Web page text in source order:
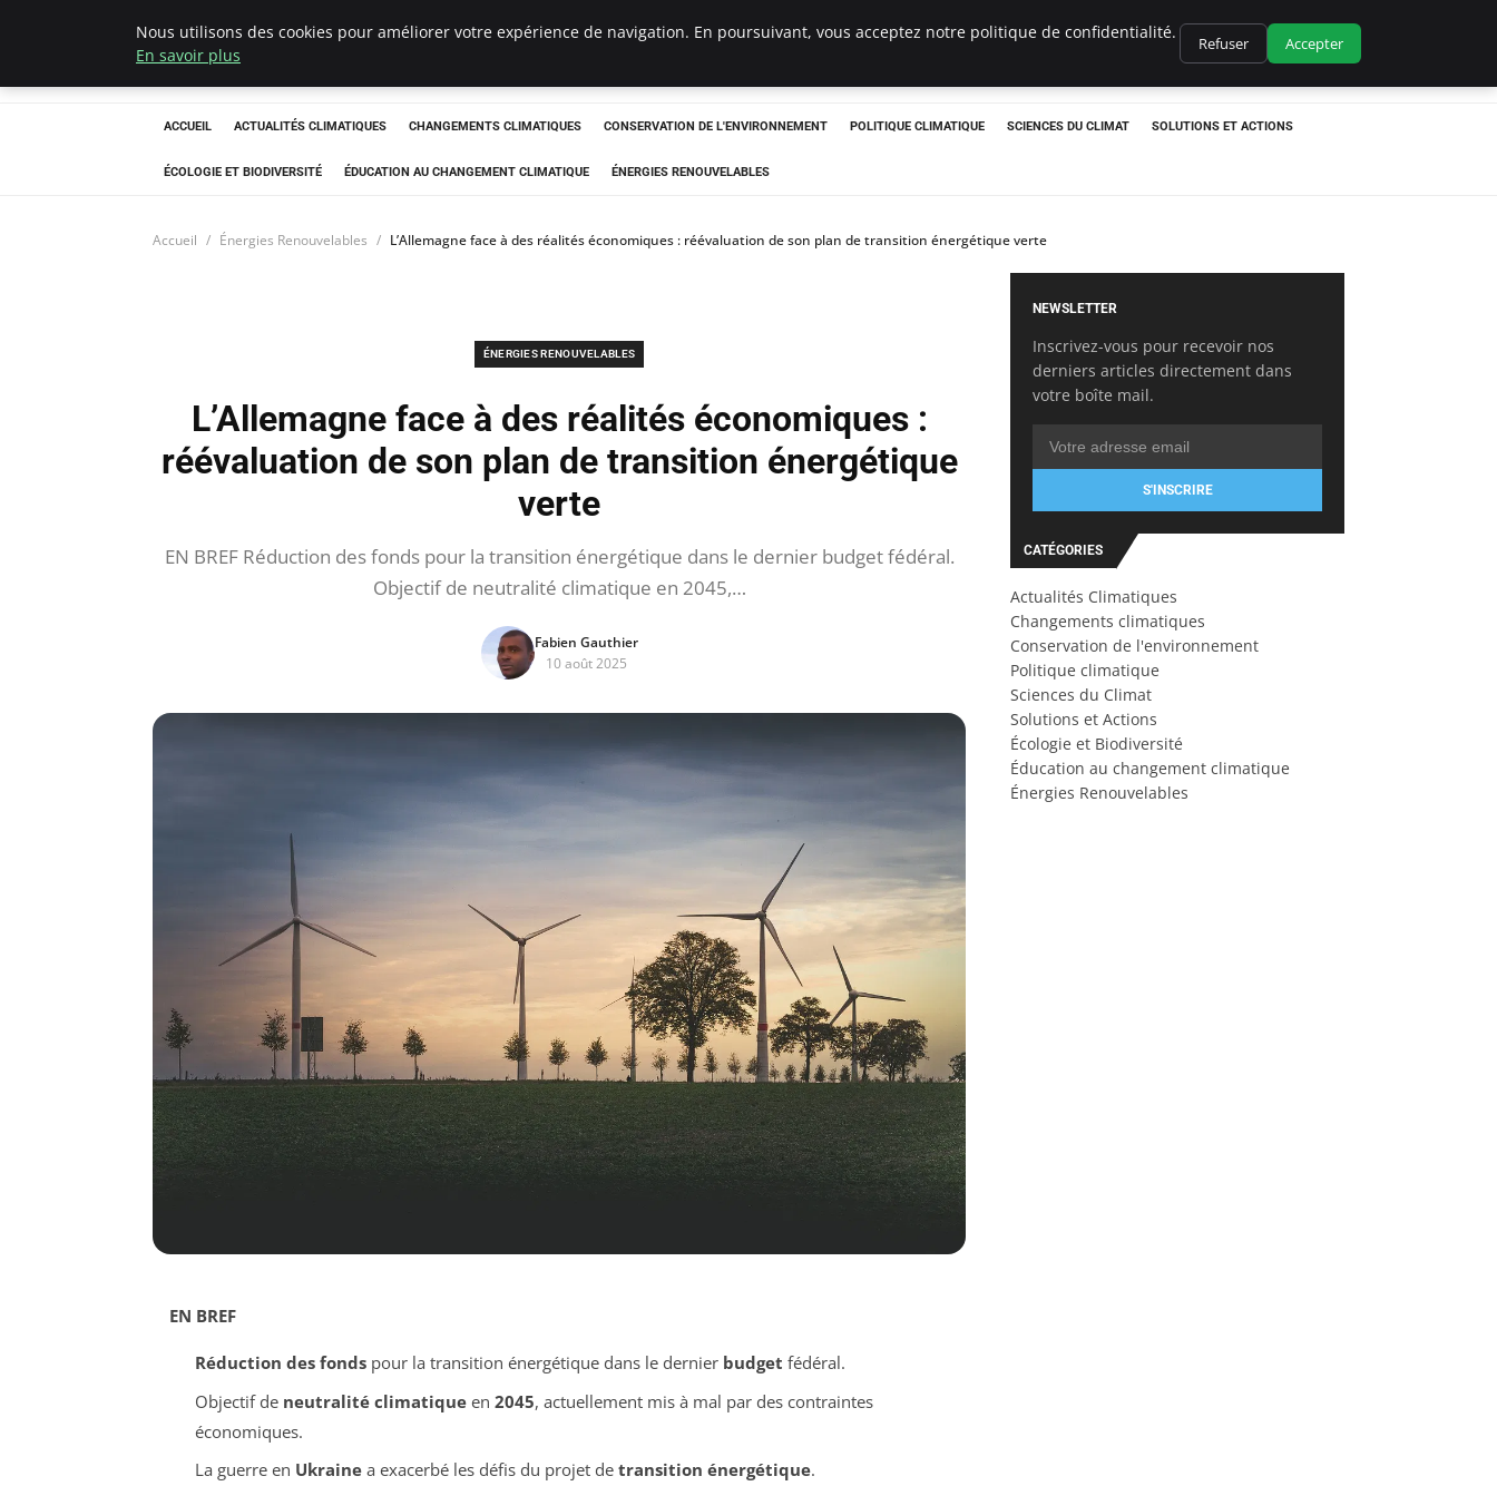
Climatedebtagents
ACCUEIL ACTUALITÉS CLIMATIQUES CHANGEMENTS CLIMATIQUES CONSERVATION DE L'ENVIRONNEMENT POLITIQUE CLIMATIQUE SCIENCES DU CLIMAT SOLUTIONS ET ACTIONS
ÉCOLOGIE ET BIODIVERSITÉ ÉDUCATION AU CHANGEMENT CLIMATIQUE ÉNERGIES RENOUVELABLES
Accueil Énergies Renouvelables L’Allemagne face à des réalités économiques : réévaluation de son plan de transition énergétique verte
ÉNERGIES RENOUVELABLES
L’Allemagne face à des réalités économiques :
réévaluation de son plan de transition énergétique
verte
EN BREF Réduction des fonds pour la transition énergétique dans le dernier budget fédéral.
Objectif de neutralité climatique en 2045,…
Fabien Gauthier
10 août 2025
EN BREF
Réduction des fondspour la transition énergétique dans le dernier budget fédéral.
Objectif de neutralité climatiqueen 2045, actuellement mis à mal par des contraintes
économiques.
La guerre en Ukrainea exacerbé les défis du projet de transition énergétique.
NEWSLETTER
Inscrivez-vous pour recevoir nos
derniers articles directement dans
votre boîte mail.
S'INSCRIRE
CATÉGORIES
Actualités Climatiques
Changements climatiques
Conservation de l'environnement
Politique climatique
Sciences du Climat
Solutions et Actions
Écologie et Biodiversité
Éducation au changement climatique
Énergies Renouvelables
Nous utilisons des cookies pour améliorer votre expérience de navigation. En poursuivant, vous acceptez notre politique de confidentialité.
En savoir plus
Refuser Accepter